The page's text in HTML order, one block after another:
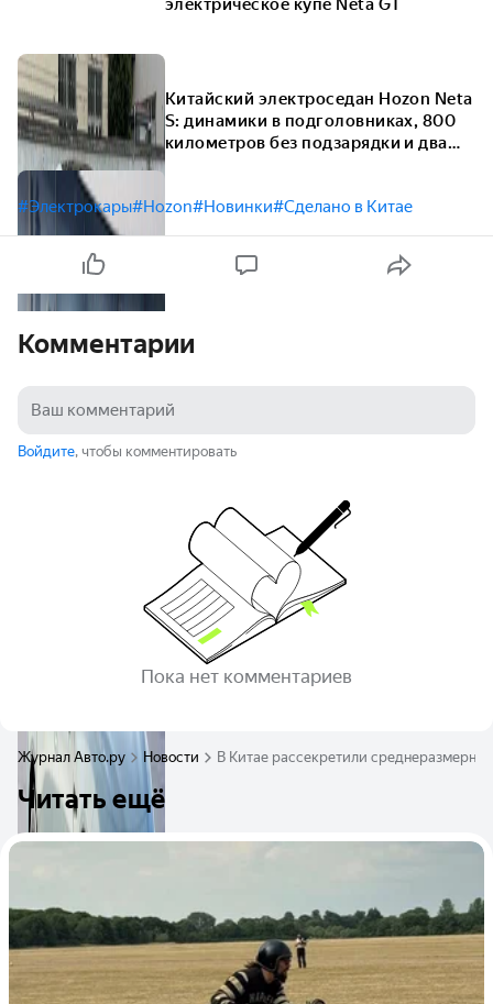
электрическое купе Neta GT
Китайский электроседан Hozon Neta
S: динамики в подголовниках, 800
километров без подзарядки и два
#Электрокары#Hozon#Новинки#Сделано в Китае
Комментарии
Войдите, чтобы комментировать
Пока нет комментариев
Журнал Авто.ру Новости В Китае рассекретили
Читать ещё